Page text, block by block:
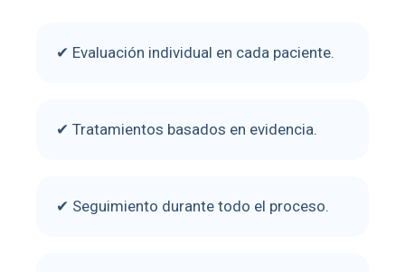
✔ Evaluación individual en cada paciente.
✔ Tratamientos basados en evidencia.
✔ Seguimiento durante todo el proceso.